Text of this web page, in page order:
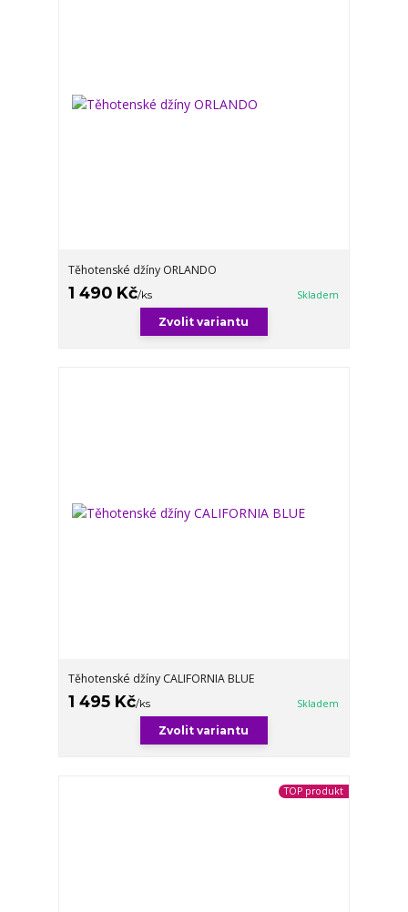
Těhotenské džíny ORLANDO
1 490 Kč/ks Skladem
Zvolit variantu
Těhotenské džíny CALIFORNIA BLUE
1 495 Kč/ks Skladem
Zvolit variantu
TOP produkt